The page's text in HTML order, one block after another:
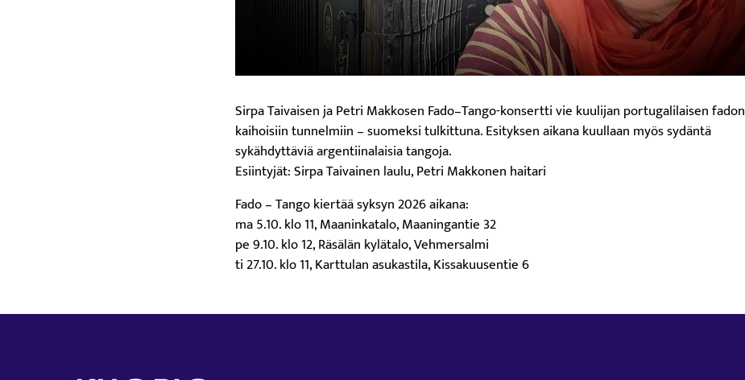
Sirpa Taivaisen ja Petri Makkosen Fado–Tango-konsertti vie kuulijan portugalilaisen fadon
kaihoisiin tunnelmiin – suomeksi tulkittuna. Esityksen aikana kuullaan myös sydäntä
sykähdyttäviä argentiinalaisia tangoja.
Esiintyjät: Sirpa Taivainen laulu, Petri Makkonen haitari
Fado – Tango kiertää syksyn 2026 aikana:
ma 5.10. klo 11, Maaninkatalo, Maaningantie 32
pe 9.10. klo 12, Räsälän kylätalo, Vehmersalmi
ti 27.10. klo 11, Karttulan asukastila, Kissakuusentie 6